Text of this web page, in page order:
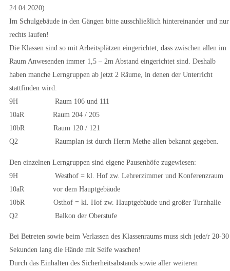
24.04.2020)
Im Schulgebäude in den Gängen bitte ausschließlich hintereinander und nur
rechts laufen!
Die Klassen sind so mit Arbeitsplätzen eingerichtet, dass zwischen allen im
Raum Anwesenden immer 1,5 – 2m Abstand eingerichtet sind. Deshalb
haben manche Lerngruppen ab jetzt 2 Räume, in denen der Unterricht
stattfinden wird:
9H Raum 106 und 111
10aR Raum 204 / 205
10bR Raum 120 / 121
Q2 Raumplan ist durch Herrn Methe allen bekannt gegeben.
Den einzelnen Lerngruppen sind eigene Pausenhöfe zugewiesen:
9H Westhof = kl. Hof zw. Lehrerzimmer und Konferenzraum
10aR vor dem Hauptgebäude
10bR Osthof = kl. Hof zw. Hauptgebäude und großer Turnhalle
Q2 Balkon der Oberstufe
Bei Betreten sowie beim Verlassen des Klassenraums muss sich jede/r 20-30
Sekunden lang die Hände mit Seife waschen!
Durch das Einhalten des Sicherheitsabstands sowie aller weiteren